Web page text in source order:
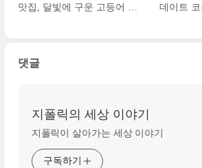
맛집, 달빛에 구운 고등어 후
데이트 코
댓글
지폴릭의 세상 이야기
지폴릭이 살아가는 세상 이야기
구독하기